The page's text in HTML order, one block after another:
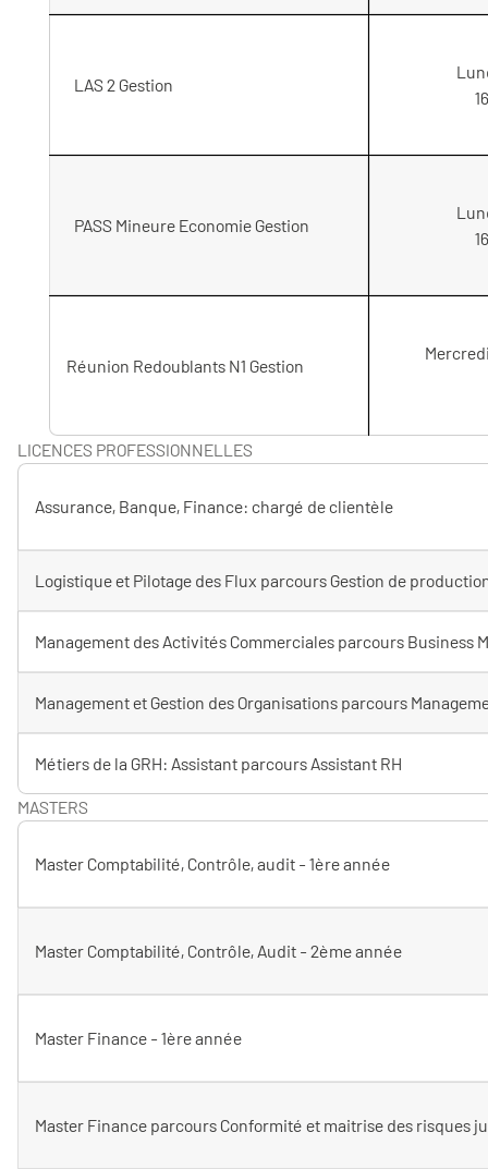
LAS 2 Gestion
PASS Mineure Economie Gestion
Réunion Redoublants N1 Gestion
LICENCES PROFESSIONNELLES
Assurance, Banque, Finance: chargé de clientèle
Logistique et Pilotage des Flux parcours Gestion de
Management des Activités Commerciales parcours Business
Management et Gestion des Organisations parcours
Métiers de la GRH: Assistant parcours Assistant RH
MASTERS
Master Comptabilité, Contrôle, audit - 1ère année
Master Comptabilité, Contrôle, Audit - 2ème année
Master Finance - 1ère année
Master Finance parcours Conformité et maitrise des risques